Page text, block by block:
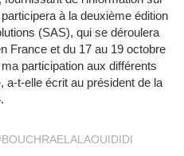
à la deuxième édition
(SAS), qui se déroulera
France et du 17 au 19 octobre
participation aux différents
a-t-elle écrit au président de la